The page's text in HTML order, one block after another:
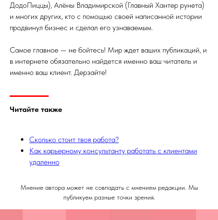
ДодоПиццы), Алёны Владимирской (Главный Хантер рунета)
и многих других, кто с помощью своей написанной истории
продвинул бизнес и сделал его узнаваемым.
Самое главное — не бойтесь! Мир ждет ваших публикаций, и
в интернете обязательно найдется именно ваш читатель и
именно ваш клиент. Дерзайте!
Читайте также
Сколько стоит твоя работа?
Как карьерному консультанту работать с клиентами
удаленно
Мнение автора может не совпадать с мнением редакции. Мы
публикуем разные точки зрения.